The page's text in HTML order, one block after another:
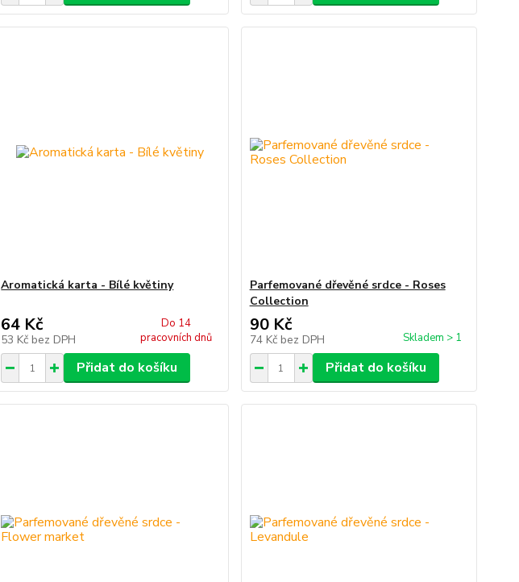
Aromatická karta - Bílé květiny
64 Kč
53 Kč bez DPH
Do 14
pracovních dnů
Přidat do košíku
Parfemované dřevěné srdce - Roses
Collection
90 Kč
74 Kč bez DPH Skladem > 1
Přidat do košíku